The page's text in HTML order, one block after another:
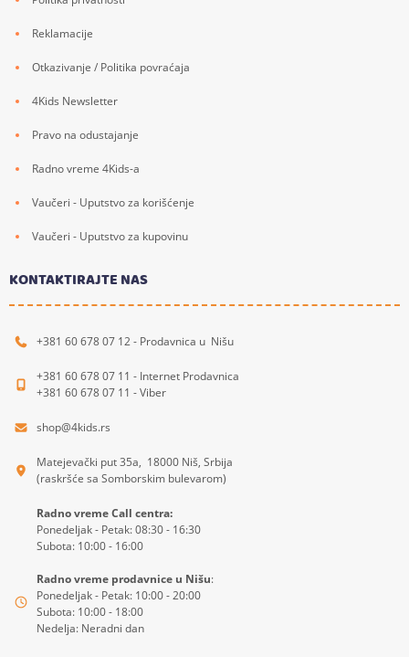
Reklamacije
Otkazivanje / Politika povraćaja
4Kids Newsletter
Pravo na odustajanje
Radno vreme 4Kids-a
Vaučeri - Uputstvo za korišćenje
Vaučeri - Uputstvo za kupovinu
KONTAKTIRAJTE NAS
+381 60 678 07 12 - Prodavnica u Nišu
+381 60 678 07 11 - Internet Prodavnica
+381 60 678 07 11 - Viber
shop@4kids.rs
Matejevački put 35a, 18000 Niš, Srbija
(raskršće sa Somborskim bulevarom)
Radno vreme Call centra:
Ponedeljak - Petak: 08:30 - 16:30
Subota: 10:00 - 16:00
Radno vreme prodavnice u Nišu:
Ponedeljak - Petak: 10:00 - 20:00
Subota: 10:00 - 18:00
Nedelja: Neradni dan